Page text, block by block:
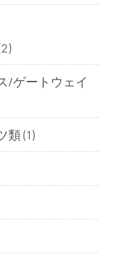
/ゲートウェイ
類(1)